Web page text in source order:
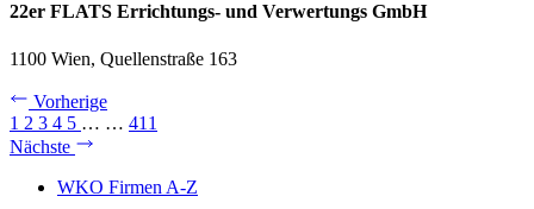
22er FLATS Errichtungs- und Verwertungs GmbH
1100 Wien, Quellenstraße 163
Vorherige
1 2 3 4 5 … … 411
Nächste
WKO Firmen A-Z